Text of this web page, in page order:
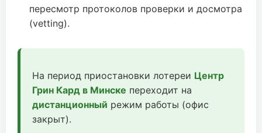
пересмотр протоколов проверки и досмотра
(vetting).
На период приостановки лотереи Центр
Грин Кард в Минске переходит на
дистанционный режим работы (офис
закрыт).